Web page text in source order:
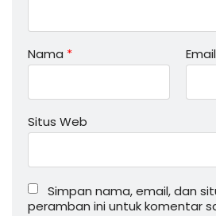
Nama * Email
Situs Web
Simpan nama, email, dan
peramban ini untuk komentar